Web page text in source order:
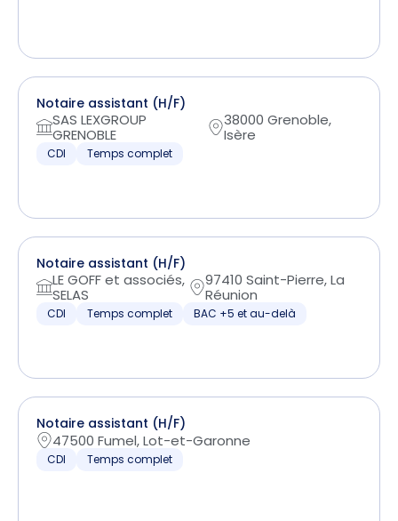
Notaire assistant (H/F)
SAS LEXGROUP
GRENOBLE
38000 Grenoble,
Isère
CDI Temps complet
Notaire assistant (H/F)
LE GOFF et associés,
SELAS
97410 Saint-Pierre, La
Réunion
CDI Temps complet BAC +5 et au-delà
Notaire assistant (H/F)
47500 Fumel, Lot-et-Garonne
CDI Temps complet